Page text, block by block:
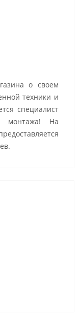
о своем
техники и
специалист
монтажа! На